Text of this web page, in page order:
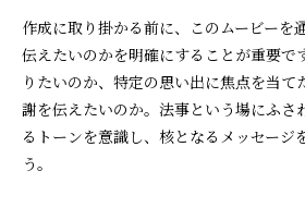
作成に取り掛かる前に、このムービーを
伝えたいのかを明確にすることが重要で
りたいのか、特定の思い出に焦点を当
謝を伝えたいのか。法事という場にふさ
るトーンを意識し、核となるメッセージ
う。